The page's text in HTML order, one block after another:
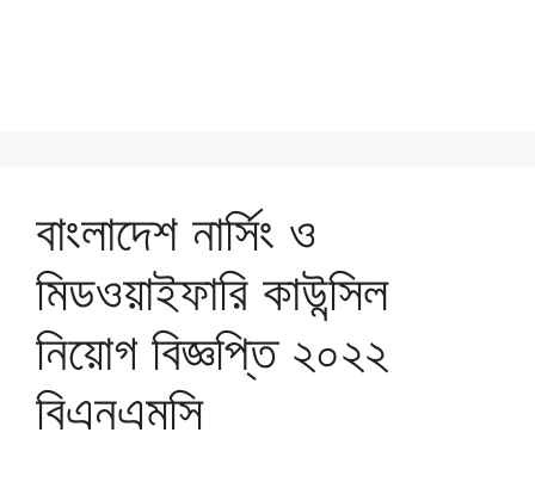
বাংলাদেশ নার্সিং ও
মিডওয়াইফারি কাউন্সিল
নিয়োগ বিজ্ঞপ্তি ২০২২
বিএনএমসি